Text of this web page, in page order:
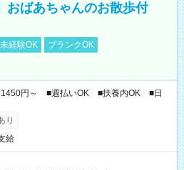
おばあちゃんのお散歩付
経験OK
ブランクOK
1450円～ ■週払いOK ■扶養内OK ■日
り
給